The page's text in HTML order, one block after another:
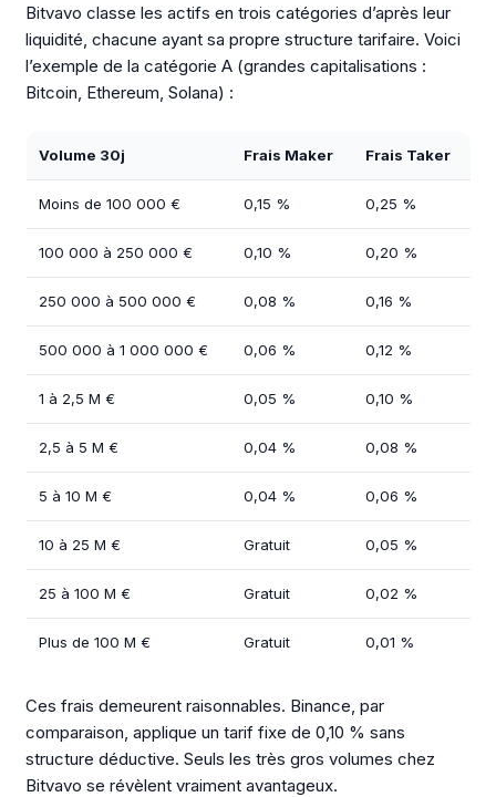
Bitvavo classe les actifs en trois catégories d’après leur
liquidité, chacune ayant sa propre structure tarifaire. Voici
l’exemple de la catégorie A (grandes capitalisations :
Bitcoin, Ethereum, Solana) :
Volume 30j Frais Maker Frais Taker
Moins de 100 000 € 0,15 % 0,25 %
100 000 à 250 000 € 0,10 % 0,20 %
250 000 à 500 000 € 0,08 % 0,16 %
500 000 à 1 000 000 € 0,06 % 0,12 %
1 à 2,5 M € 0,05 % 0,10 %
2,5 à 5 M € 0,04 % 0,08 %
5 à 10 M € 0,04 % 0,06 %
10 à 25 M € Gratuit 0,05 %
25 à 100 M € Gratuit 0,02 %
Plus de 100 M € Gratuit 0,01 %
Ces frais demeurent raisonnables. Binance, par
comparaison, applique un tarif fixe de 0,10 % sans
structure déductive. Seuls les très gros volumes chez
Bitvavo se révèlent vraiment avantageux.